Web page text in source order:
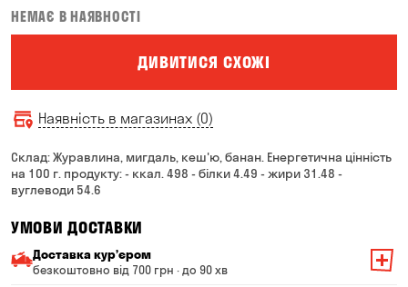
НЕМАЄ В НАЯВНОСТІ
ДИВИТИСЯ СХОЖІ
Наявність в магазинах (0)
Склад: Журавлина, мигдаль, кеш'ю, банан. Енергетична цінність
на 100 г. продукту: - ккал. 498 - білки 4.49 - жири 31.48 -
вуглеводи 54.6
УМОВИ ДОСТАВКИ
Доставка курʼєром
безкоштовно від 700 грн · до 90 хв